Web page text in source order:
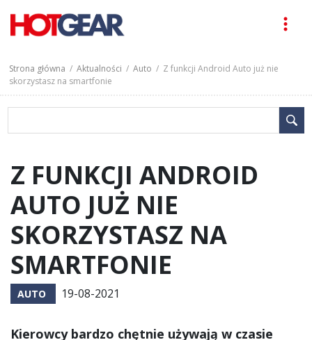
Strona główna /Aktualności /Auto / Z funkcji Android Auto już nie
skorzystasz na smartfonie
Z FUNKCJI ANDROID
AUTO JUŻ NIE
SKORZYSTASZ NA
SMARTFONIE
AUTO 19-08-2021
Kierowcy bardzo chętnie używają w czasie